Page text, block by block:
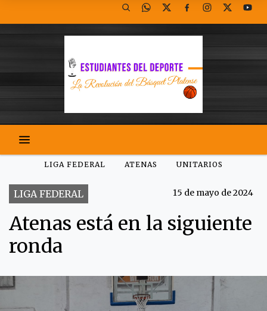
LIGA FEDERAL ATENAS UNITARIOS
LIGA FEDERAL 15 de mayo de 2024
Atenas está en la siguiente
ronda